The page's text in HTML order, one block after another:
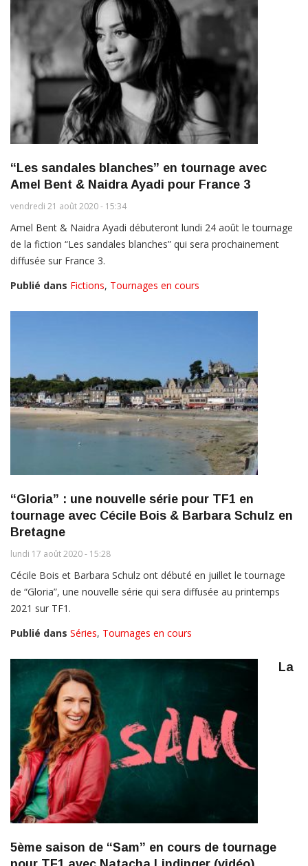
“Les sandales blanches” en tournage avec
Amel Bent & Naidra Ayadi pour France 3
vendredi 21 août 2020 - 15:34
Amel Bent & Naidra Ayadi débuteront lundi 24 août le tournage
de la fiction “Les sandales blanches” qui sera prochainement
diffusée sur France 3.
Publié dans Fictions, Tournages en cours
“Gloria” : une nouvelle série pour TF1 en
tournage avec Cécile Bois & Barbara Schulz en
Bretagne
lundi 17 août 2020 - 15:28
Cécile Bois et Barbara Schulz ont débuté en juillet le tournage
de “Gloria”, une nouvelle série qui sera diffusée au printemps
2021 sur TF1.
Publié dans Séries, Tournages en cours
La
5ème saison de “Sam” en cours de tournage